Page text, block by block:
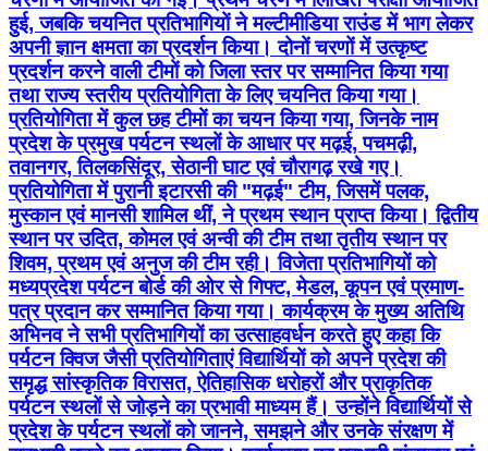
हुई, जबकि चयनित प्रतिभागियों ने मल्टीमीडिया राउंड में भाग लेकर
अपनी ज्ञान क्षमता का प्रदर्शन किया। दोनों चरणों में उत्कृष्ट
प्रदर्शन करने वाली टीमों को जिला स्तर पर सम्मानित किया गया
तथा राज्य स्तरीय प्रतियोगिता के लिए चयनित किया गया।
प्रतियोगिता में कुल छह टीमों का चयन किया गया, जिनके नाम
प्रदेश के प्रमुख पर्यटन स्थलों के आधार पर मढ़ई, पचमढ़ी,
तवानगर, तिलकसिंदूर, सेठानी घाट एवं चौरागढ़ रखे गए।
प्रतियोगिता में पुरानी इटारसी की "मढ़ई" टीम, जिसमें पलक,
मुस्कान एवं मानसी शामिल थीं, ने प्रथम स्थान प्राप्त किया। द्वितीय
स्थान पर उदित, कोमल एवं अन्वी की टीम तथा तृतीय स्थान पर
शिवम, प्रथम एवं अनुज की टीम रही। विजेता प्रतिभागियों को
मध्यप्रदेश पर्यटन बोर्ड की ओर से गिफ्ट, मेडल, कूपन एवं प्रमाण-
पत्र प्रदान कर सम्मानित किया गया। कार्यक्रम के मुख्य अतिथि
अभिनव ने सभी प्रतिभागियों का उत्साहवर्धन करते हुए कहा कि
पर्यटन क्विज जैसी प्रतियोगिताएं विद्यार्थियों को अपने प्रदेश की
समृद्ध सांस्कृतिक विरासत, ऐतिहासिक धरोहरों और प्राकृतिक
पर्यटन स्थलों से जोड़ने का प्रभावी माध्यम हैं। उन्होंने विद्यार्थियों से
प्रदेश के पर्यटन स्थलों को जानने, समझने और उनके संरक्षण में